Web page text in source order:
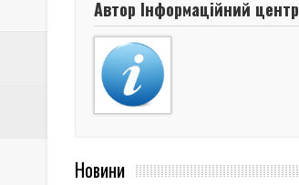
Автор Інформаційний центр
Новини